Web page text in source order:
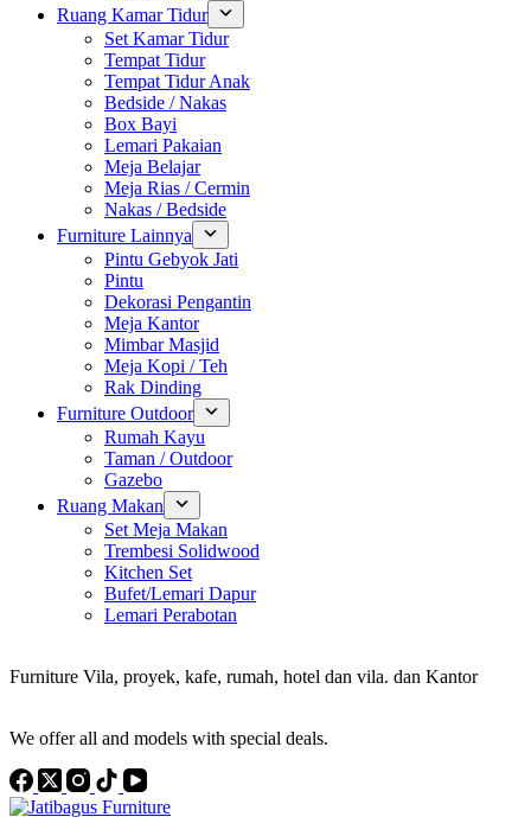
Ruang Kamar Tidur
Set Kamar Tidur
Tempat Tidur
Tempat Tidur Anak
Bedside / Nakas
Box Bayi
Lemari Pakaian
Meja Belajar
Meja Rias / Cermin
Nakas / Bedside
Furniture Lainnya
Pintu Gebyok Jati
Pintu
Dekorasi Pengantin
Meja Kantor
Mimbar Masjid
Meja Kopi / Teh
Rak Dinding
Furniture Outdoor
Rumah Kayu
Taman / Outdoor
Gazebo
Ruang Makan
Set Meja Makan
Trembesi Solidwood
Kitchen Set
Bufet/Lemari Dapur
Lemari Perabotan
Furniture Vila, proyek, kafe, rumah, hotel dan vila. dan Kantor
We offer all and models with special deals.